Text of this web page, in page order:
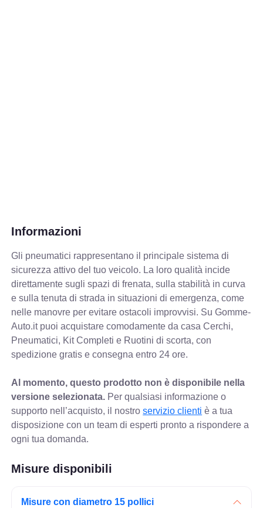
Informazioni
Gli pneumatici rappresentano il principale sistema di
sicurezza attivo del tuo veicolo. La loro qualità incide
direttamente sugli spazi di frenata, sulla stabilità in curva
e sulla tenuta di strada in situazioni di emergenza, come
nelle manovre per evitare ostacoli improvvisi. Su Gomme-
Auto.it puoi acquistare comodamente da casa Cerchi,
Pneumatici, Kit Completi e Ruotini di scorta, con
spedizione gratis e consegna entro 24 ore.
Al momento, questo prodotto non è disponibile nella
versione selezionata. Per qualsiasi informazione o
supporto nell’acquisto, il nostroservizio clienti è a tua
disposizione con un team di esperti pronto a rispondere a
ogni tua domanda.
Misure disponibili
Misure con diametro 15 pollici